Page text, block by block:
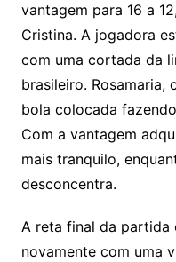
vantagem para 16 a
Cristina. A jogadora
com uma cortada da
brasileiro. Rosamaria,
bola colocada
Com a vantagem
mais tranquilo,
desconcentra.
A reta final da partida
novamente com uma